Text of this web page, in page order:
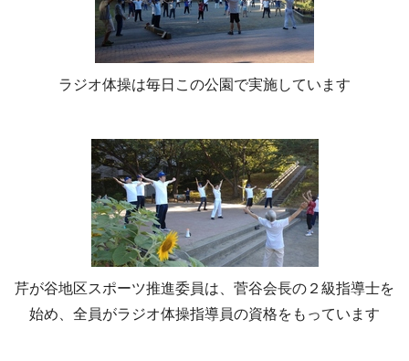
ラジオ体操は毎日この公園で実施しています
芹が谷地区スポーツ推進委員は、菅谷会長の２級指導士を
始め、全員がラジオ体操指導員の資格をもっています